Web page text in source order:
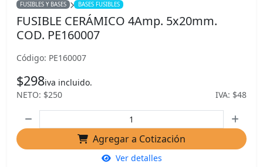
FUSIBLES Y BASES BASES FUSIBLES
FUSIBLE CERÁMICO 4Amp. 5x20mm.
COD. PE160007
Código: PE160007
$298iva incluido.
NETO: $250
IVA: $48
Agregar a Cotización
Ver detalles